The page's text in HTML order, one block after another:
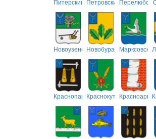
Питерский Петровский
НовоузенскийНовобурасскийМарксовский
Краснопартизанский
Краснокутский